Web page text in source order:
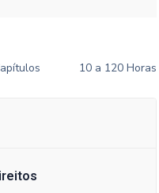
10 a 120 Horas